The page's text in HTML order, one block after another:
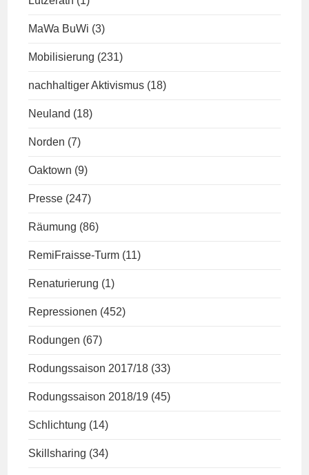
MaWa BuWi (3)
Mobilisierung (231)
nachhaltiger Aktivismus (18)
Neuland (18)
Norden (7)
Oaktown (9)
Presse (247)
Räumung (86)
RemiFraisse-Turm (11)
Renaturierung (1)
Repressionen (452)
Rodungen (67)
Rodungssaison 2017/18 (33)
Rodungssaison 2018/19 (45)
Schlichtung (14)
Skillsharing (34)